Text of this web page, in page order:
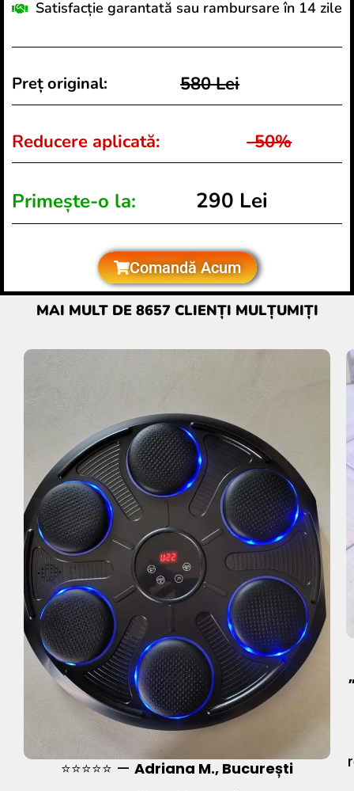
Satisfacție garantată sau rambursare în 14 zile
Preț original: 580 Lei
Reducere aplicată: -50%
Primește-o la: 290 Lei
Comandă Acum
MAI MULT DE 8657 CLIENȚI MULȚUMIȚI
⭐⭐⭐⭐⭐ — Adriana M., București